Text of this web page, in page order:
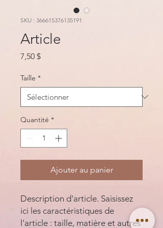
SKU : 366615376135191
Article
7,50 $Prix
Taille *
Quantité *
Ajouter au panier
Description d'article. Saisissez
ici les caractéristiques de
l'article : taille, matière et autres